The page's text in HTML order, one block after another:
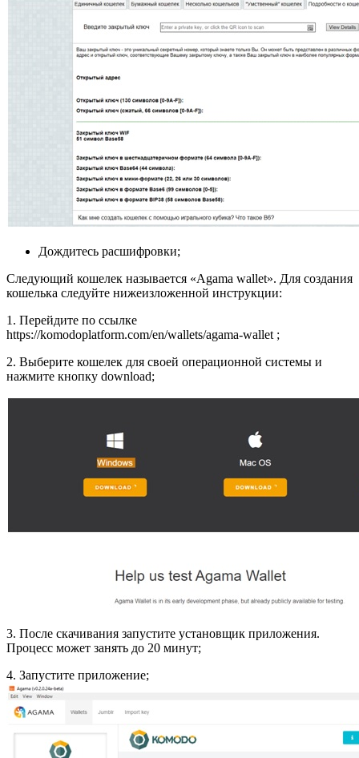
Дождитесь расшифровки;
Следующий кошелек называется «Agama wallet». Для создания
кошелька следуйте нижеизложенной инструкции:
1. Перейдите по ссылке
https://komodoplatform.com/en/wallets/agama-wallet ;
2. Выберите кошелек для своей операционной системы и
нажмите кнопку download;
3. После скачивания запустите установщик приложения.
Процесс может занять до 20 минут;
4. Запустите приложение;